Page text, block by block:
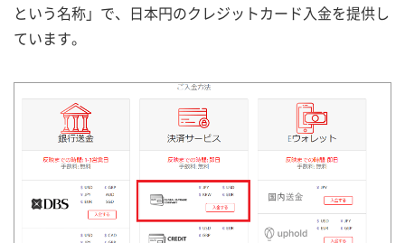
という名称」で、日本円のクレジットカード入金を提供し
ています。